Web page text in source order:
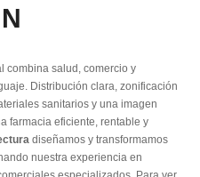
combina salud, comercio y
Distribución clara, zonificación
sanitarios y una imagen
farmacia eficiente, rentable y
diseñamos y transformamos
nuestra experiencia en
especializados. Para ver